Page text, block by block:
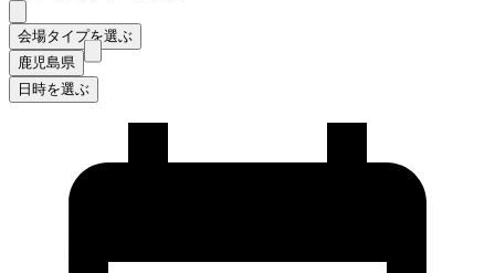
会場タイプを選ぶ
鹿児島県
日時を選ぶ